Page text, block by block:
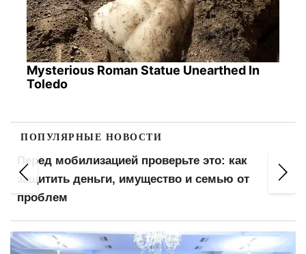
Mysterious Roman Statue Unearthed In
Toledo
ПОПУЛЯРНЫЕ НОВОСТИ
Перед мобилизацией проверьте это: как
защитить деньги, имущество и семью от
проблем